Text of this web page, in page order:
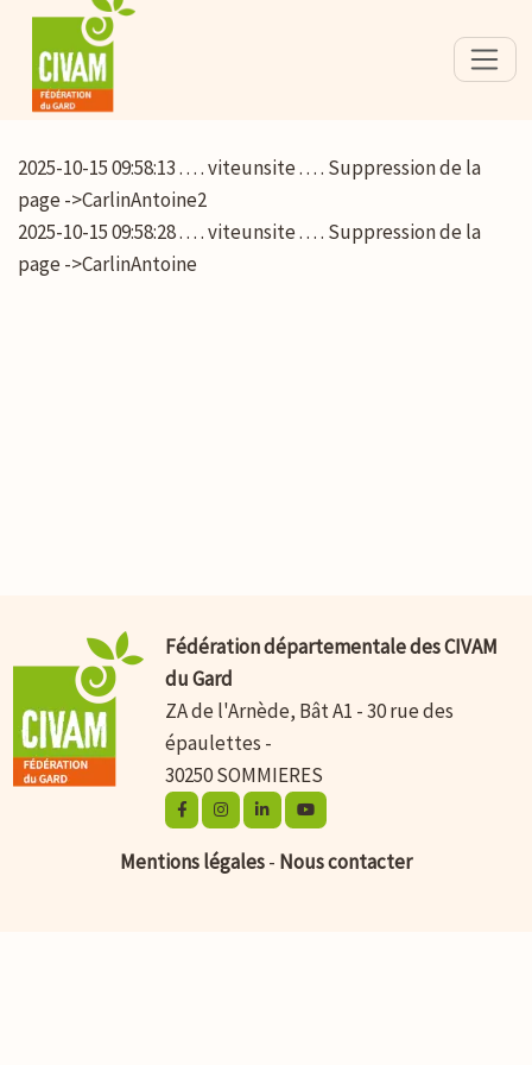
2025-10-15 09:58:13 . . . . viteunsite . . . . Suppression de la
page ->CarlinAntoine2
2025-10-15 09:58:28 . . . . viteunsite . . . . Suppression de la
page ->CarlinAntoine
Fédération départementale des CIVAM
du Gard
ZA de l'Arnède, Bât A1 - 30 rue des
épaulettes -
30250 SOMMIERES
Mentions légales- Nous contacter